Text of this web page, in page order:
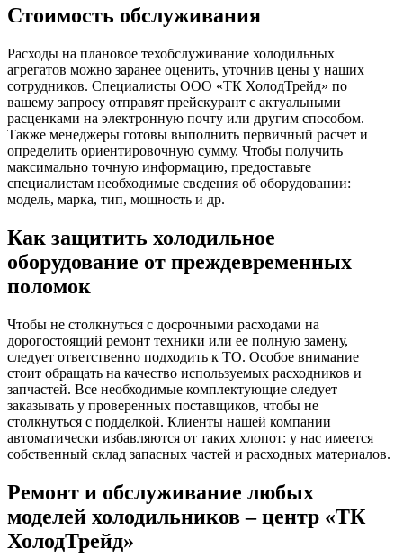
Стоимость обслуживания
Расходы на плановое техобслуживание холодильных
агрегатов можно заранее оценить, уточнив цены у наших
сотрудников. Специалисты ООО «ТК ХолодТрейд» по
вашему запросу отправят прейскурант с актуальными
расценками на электронную почту или другим способом.
Также менеджеры готовы выполнить первичный расчет и
определить ориентировочную сумму. Чтобы получить
максимально точную информацию, предоставьте
специалистам необходимые сведения об оборудовании:
модель, марка, тип, мощность и др.
Как защитить холодильное
оборудование от преждевременных
поломок
Чтобы не столкнуться с досрочными расходами на
дорогостоящий ремонт техники или ее полную замену,
следует ответственно подходить к ТО. Особое внимание
стоит обращать на качество используемых расходников и
запчастей. Все необходимые комплектующие следует
заказывать у проверенных поставщиков, чтобы не
столкнуться с подделкой. Клиенты нашей компании
автоматически избавляются от таких хлопот: у нас имеется
собственный склад запасных частей и расходных материалов.
Ремонт и обслуживание любых
моделей холодильников – центр «ТК
ХолодТрейд»